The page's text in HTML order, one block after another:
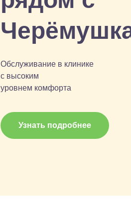
Обслуживание в клинике
с высоким
уровнем комфорта
Узнать подробнее